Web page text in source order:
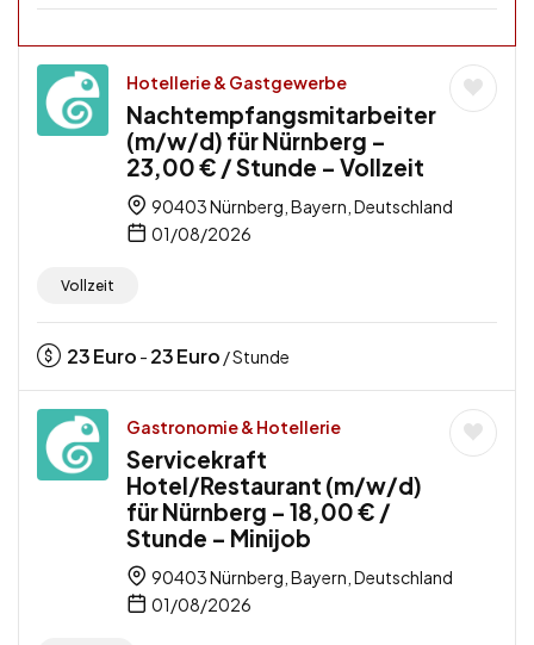
Hotellerie & Gastgewerbe
Nachtempfangsmitarbeiter
(m/w/d) für Nürnberg –
23,00 € / Stunde – Vollzeit
90403 Nürnberg, Bayern, Deutschland
01/08/2026
Vollzeit
23Euro - 23Euro / Stunde
Gastronomie & Hotellerie
Servicekraft
Hotel/Restaurant (m/w/d)
für Nürnberg – 18,00 € /
Stunde – Minijob
90403 Nürnberg, Bayern, Deutschland
01/08/2026